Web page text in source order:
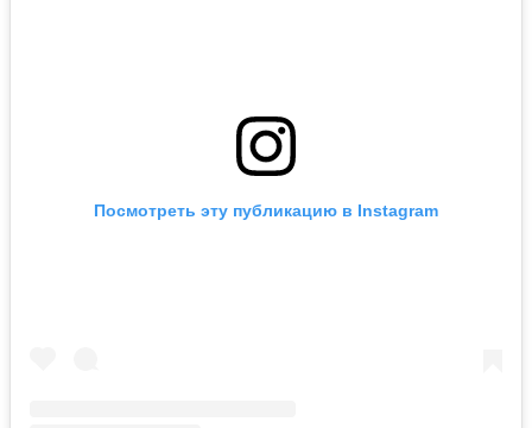
Посмотреть эту публикацию в Instagram